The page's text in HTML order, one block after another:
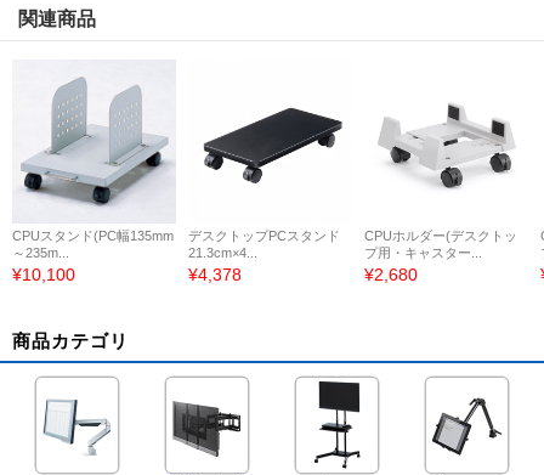
関連商品
CPUスタンド(PC幅135mm
～235m...
¥10,100
デスクトップPCスタンド
21.3cm×4...
¥4,378
CPUホルダー(デスクトッ
プ用・キャスター...
¥2,680
商品カテゴリ